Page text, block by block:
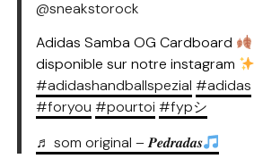
@sneakstorock
Adidas Samba OG Cardboard
disponible sur notre instagram
#adidashandballspezial #adidas
#foryou #pourtoi #fypシ
♬ som original – 𝑷𝒆𝒅𝒓𝒂𝒅𝒂𝒔